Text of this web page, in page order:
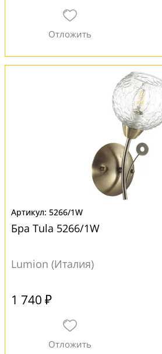
5266/1W
Бра Tula 5266/1W
Lumion (Италия)
1 740 ₽